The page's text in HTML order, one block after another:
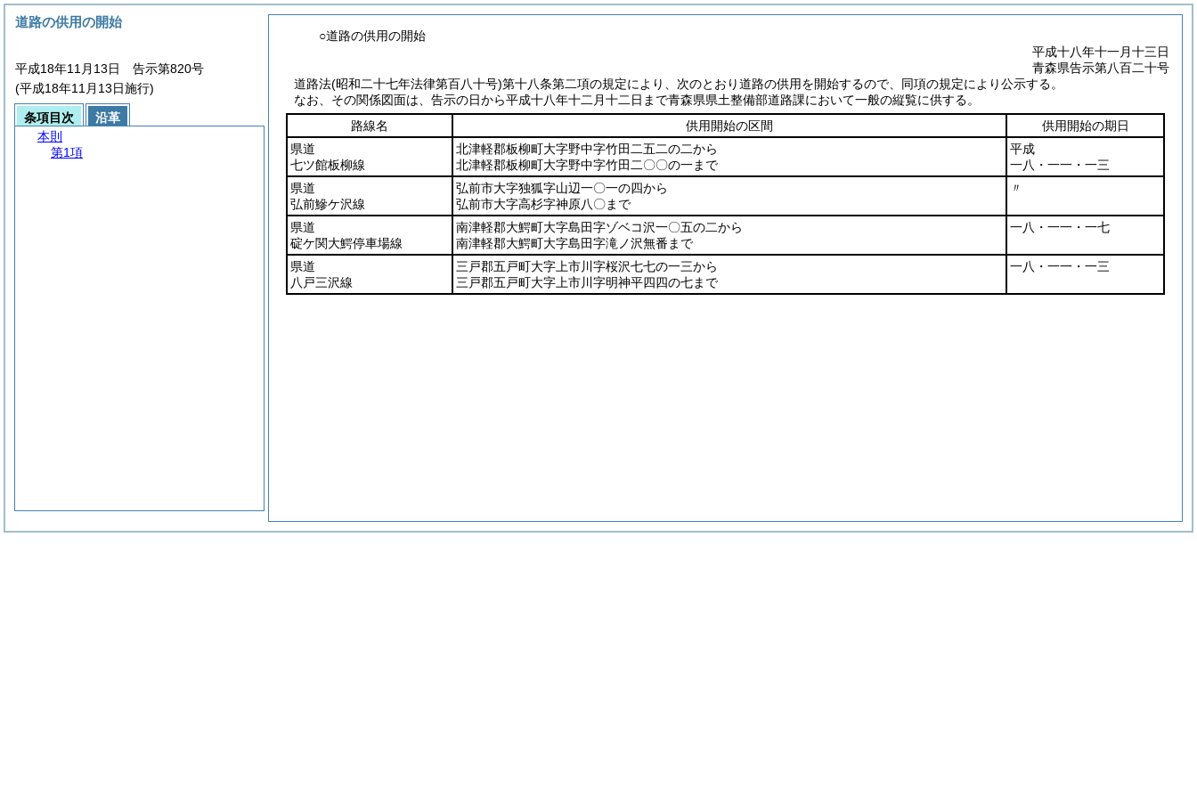
○道路の供用の開始
平成十八年十一月十三日
青森県告示第八百二十号
道路法(昭和二十七年法律第百八十号)第十八条第二項の規定により、次のとおり道路の供用を開始するので、同項の規定により公示する。
なお、その関係図面は、告示の日から平成十八年十二月十二日まで青森県県土整備部道路課において一般の縦覧に供する。
路線名
供用開始の区間
供用開始の期日
県道
七ツ館板柳線
北津軽郡板柳町大字野中字竹田二五二の二から
北津軽郡板柳町大字野中字竹田二〇〇の一まで
平成
一八・一一・一三
県道
弘前鰺ケ沢線
弘前市大字独狐字山辺一〇一の四から
弘前市大字高杉字神原八〇まで
〃
県道
碇ケ関大鰐停車場線
南津軽郡大鰐町大字島田字ゾベコ沢一〇五の二から
南津軽郡大鰐町大字島田字滝ノ沢無番まで
一八・一一・一七
県道
八戸三沢線
三戸郡五戸町大字上市川字桜沢七七の一三から
三戸郡五戸町大字上市川字明神平四四の七まで
一八・一一・一三
道路の供用の開始
平成18年11月13日 告示第820号
(平成18年11月13日施行)
条項目次
沿革
本則
第1項